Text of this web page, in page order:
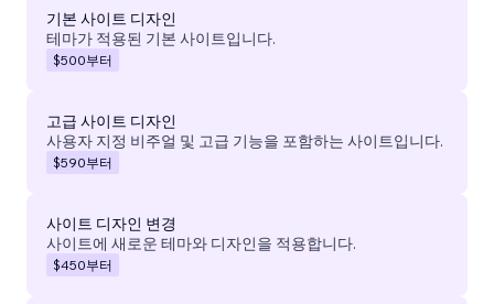
기본 사이트 디자인
테마가 적용된 기본 사이트입니다.
$500부터
고급 사이트 디자인
사용자 지정 비주얼 및 고급 기능을 포함하는 사이트입니다.
$590부터
사이트 디자인 변경
사이트에 새로운 테마와 디자인을 적용합니다.
$450부터